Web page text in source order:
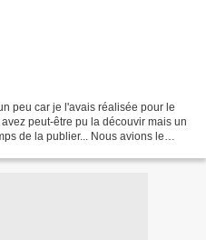
peu car je l'avais réalisée pour le
peut-être pu la découvir mais un
de la publier... Nous avions le